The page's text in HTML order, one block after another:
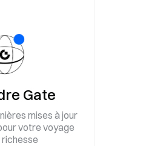
monnaie numérique
Gate
mises à jour
votre voyage